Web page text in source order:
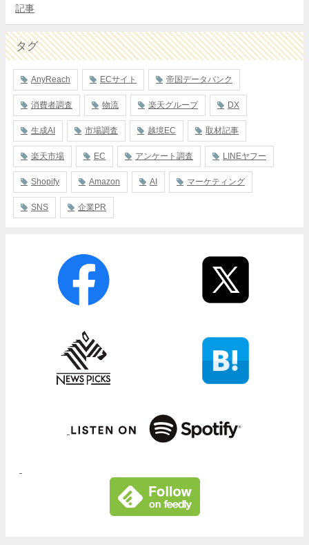
記事
タグ
AnyReach ECサイト 帝国データバンク
消費者調査 物流 楽天グループ DX
生成AI 市場調査 越境EC 取材記事
楽天市場 EC アンケート調査 LINEヤフー
Shopify Amazon AI マーケティング
SNS 企業PR